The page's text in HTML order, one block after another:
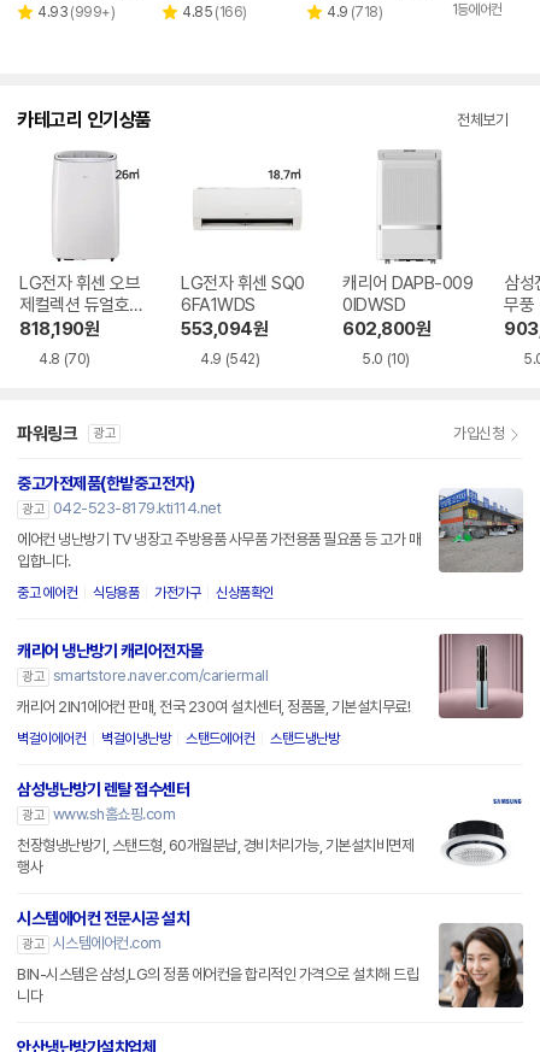
별 4.93 리
(999+)
별 4.85 리
(166)
별 4.9 리
(718)
1등에어컨
카테고리 인기상품 전체보기
LG전자 휘센 오브
제컬렉션 듀얼호스
PQ08FDWBS
818,190원
4.8 (70)
LG전자 휘센 SQ0
6FA1WDS
553,094원
4.9 (542)
캐리어 DAPB-009
0IDWSD
602,800원
5.0 (10)
삼성
무풍
파워링크 광고 가입신청
중고가전제품(한밭중고전자)
광고
042-523-8179.kti114.net
에어컨 냉난방기 TV 냉장고 주방용품 사무품 가전용품 필요품 등 고가 매
입합니다.
중고 에어컨 식당용품 가전가구 신상품확인
캐리어 냉난방기 캐리어전자몰
광고 smartstore.naver.com/cariermall
캐리어 2IN1에어컨 판매, 전국 230여 설치센터, 정품몰, 기본설치무료!
벽걸이에어컨 벽걸이냉난방 스탠드에어컨 스탠드냉난방
삼성냉난방기 렌탈 접수센터
광고 www.sh홈쇼핑.com
천장형냉난방기, 스탠드형, 60개월분납, 경비처리가능, 기본설치비면제
행사
시스템에어컨 전문시공 설치
광고 시스템에어컨.com
BIN-시스템은 삼성,LG의 정품 에어컨을 합리적인 가격으로 설치해 드립
니다
안산냉난방기설치업체